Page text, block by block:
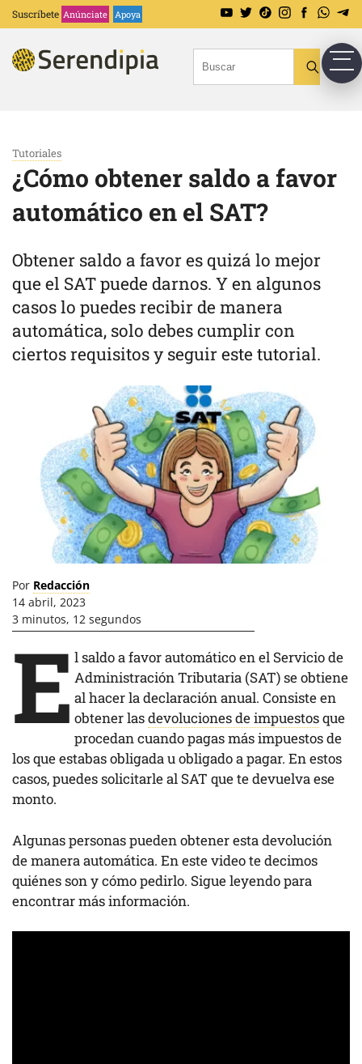
Suscríbete Anúnciate Apoya
Tutoriales
¿Cómo obtener saldo a favor
automático en el SAT?
Obtener saldo a favor es quizá lo mejor
que el SAT puede darnos. Y en algunos
casos lo puedes recibir de manera
automática, solo debes cumplir con
ciertos requisitos y seguir este tutorial.
Por Redacción
14 abril, 2023
3 minutos, 12 segundos
E l saldo a favor automático en el Servicio de
Administración Tributaria (SAT) se obtiene
al hacer la declaración anual. Consiste en
obtener lasdevoluciones de impuestosque
procedan cuando pagas más impuestos de
los que estabas obligada u obligado a pagar. En estos
casos, puedes solicitarle al SAT que te devuelva ese
monto.
Algunas personas pueden obtener esta devolución
de manera automática. En este video te decimos
quiénes son y cómo pedirlo. Sigue leyendo para
encontrar más información.